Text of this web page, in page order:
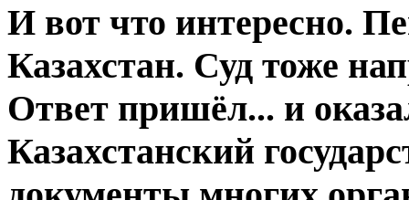
И вот что интересно.
Казахстан. Суд тоже
Ответ пришёл... и
Казахстанский